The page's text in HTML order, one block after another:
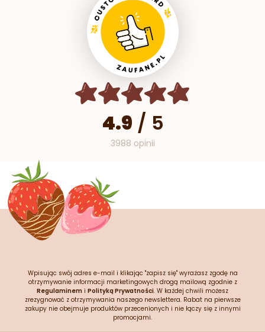
4.9 / 5
3988 opinii
Wpisując swój adres e-mail i klikając "zapisz się" wyrażasz zgodę na
otrzymywanie informacji marketingowych drogą mailową zgodnie z
Regulaminem i Polityką Prywatności. W każdej chwili możesz
zrezygnować z otrzymywania naszego newslettera. Rabat na pierwsze
zakupy nie obejmuje produktów przecenionych i nie łączy się z innymi
promocjami.